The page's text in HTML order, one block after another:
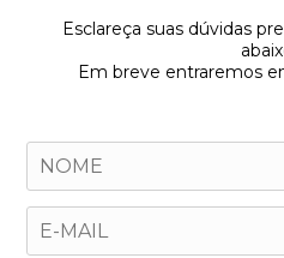
Esclareça suas dúvidas
Em breve entraremos